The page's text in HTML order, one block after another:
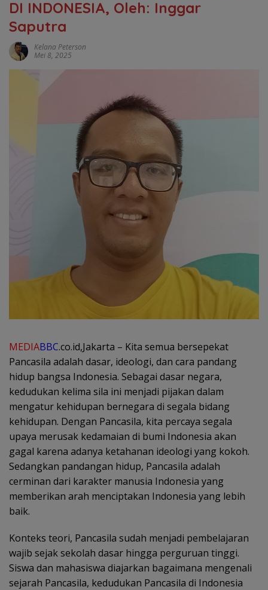
DI INDONESIA, Oleh: Inggar
Saputra
Kelana Peterson
Mei 8, 2025
MEDIABBC.co.id,Jakarta – Kita semua bersepekat
Pancasila adalah dasar, ideologi, dan cara pandang
hidup bangsa Indonesia. Sebagai dasar negara,
kedudukan kelima sila ini menjadi pijakan dalam
mengatur kehidupan bernegara di segala bidang
kehidupan. Dengan Pancasila, kita percaya segala
upaya merusak kedamaian di bumi Indonesia akan
gagal karena adanya ketahanan ideologi yang kokoh.
Sedangkan pandangan hidup, Pancasila adalah
cerminan dari karakter manusia Indonesia yang
memberikan arah menciptakan Indonesia yang lebih
baik.
Konteks teori, Pancasila sudah menjadi pembelajaran
wajib sejak sekolah dasar hingga perguruan tinggi.
Siswa dan mahasiswa diajarkan bagaimana mengenali
sejarah Pancasila, kedudukan Pancasila di Indonesia